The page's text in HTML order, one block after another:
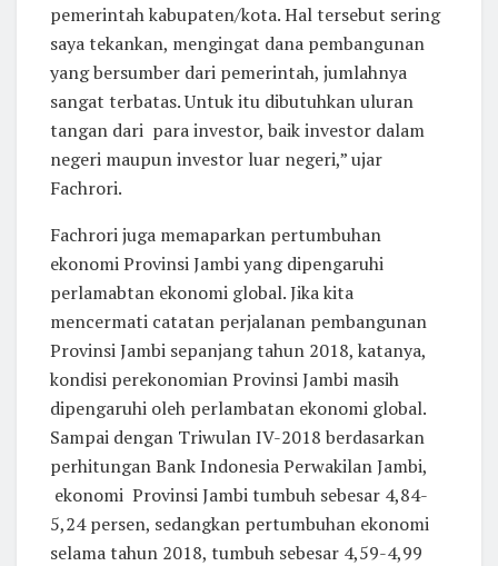
pemerintah kabupaten/kota. Hal tersebut sering
saya tekankan, mengingat dana pembangunan
yang bersumber dari pemerintah, jumlahnya
sangat terbatas. Untuk itu dibutuhkan uluran
tangan dari para investor, baik investor dalam
negeri maupun investor luar negeri,” ujar
Fachrori.
Fachrori juga memaparkan pertumbuhan
ekonomi Provinsi Jambi yang dipengaruhi
perlamabtan ekonomi global. Jika kita
mencermati catatan perjalanan pembangunan
Provinsi Jambi sepanjang tahun 2018, katanya,
kondisi perekonomian Provinsi Jambi masih
dipengaruhi oleh perlambatan ekonomi global.
Sampai dengan Triwulan IV-2018 berdasarkan
perhitungan Bank Indonesia Perwakilan Jambi,
ekonomi Provinsi Jambi tumbuh sebesar 4,84-
5,24 persen, sedangkan pertumbuhan ekonomi
selama tahun 2018, tumbuh sebesar 4,59-4,99